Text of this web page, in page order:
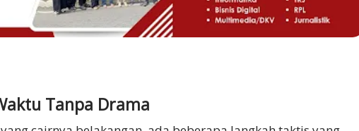
Tanpa Drama